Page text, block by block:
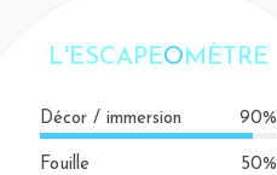
L'ESCAPEO MÈTRE
Décor / immersion 90%
Fouille 50%